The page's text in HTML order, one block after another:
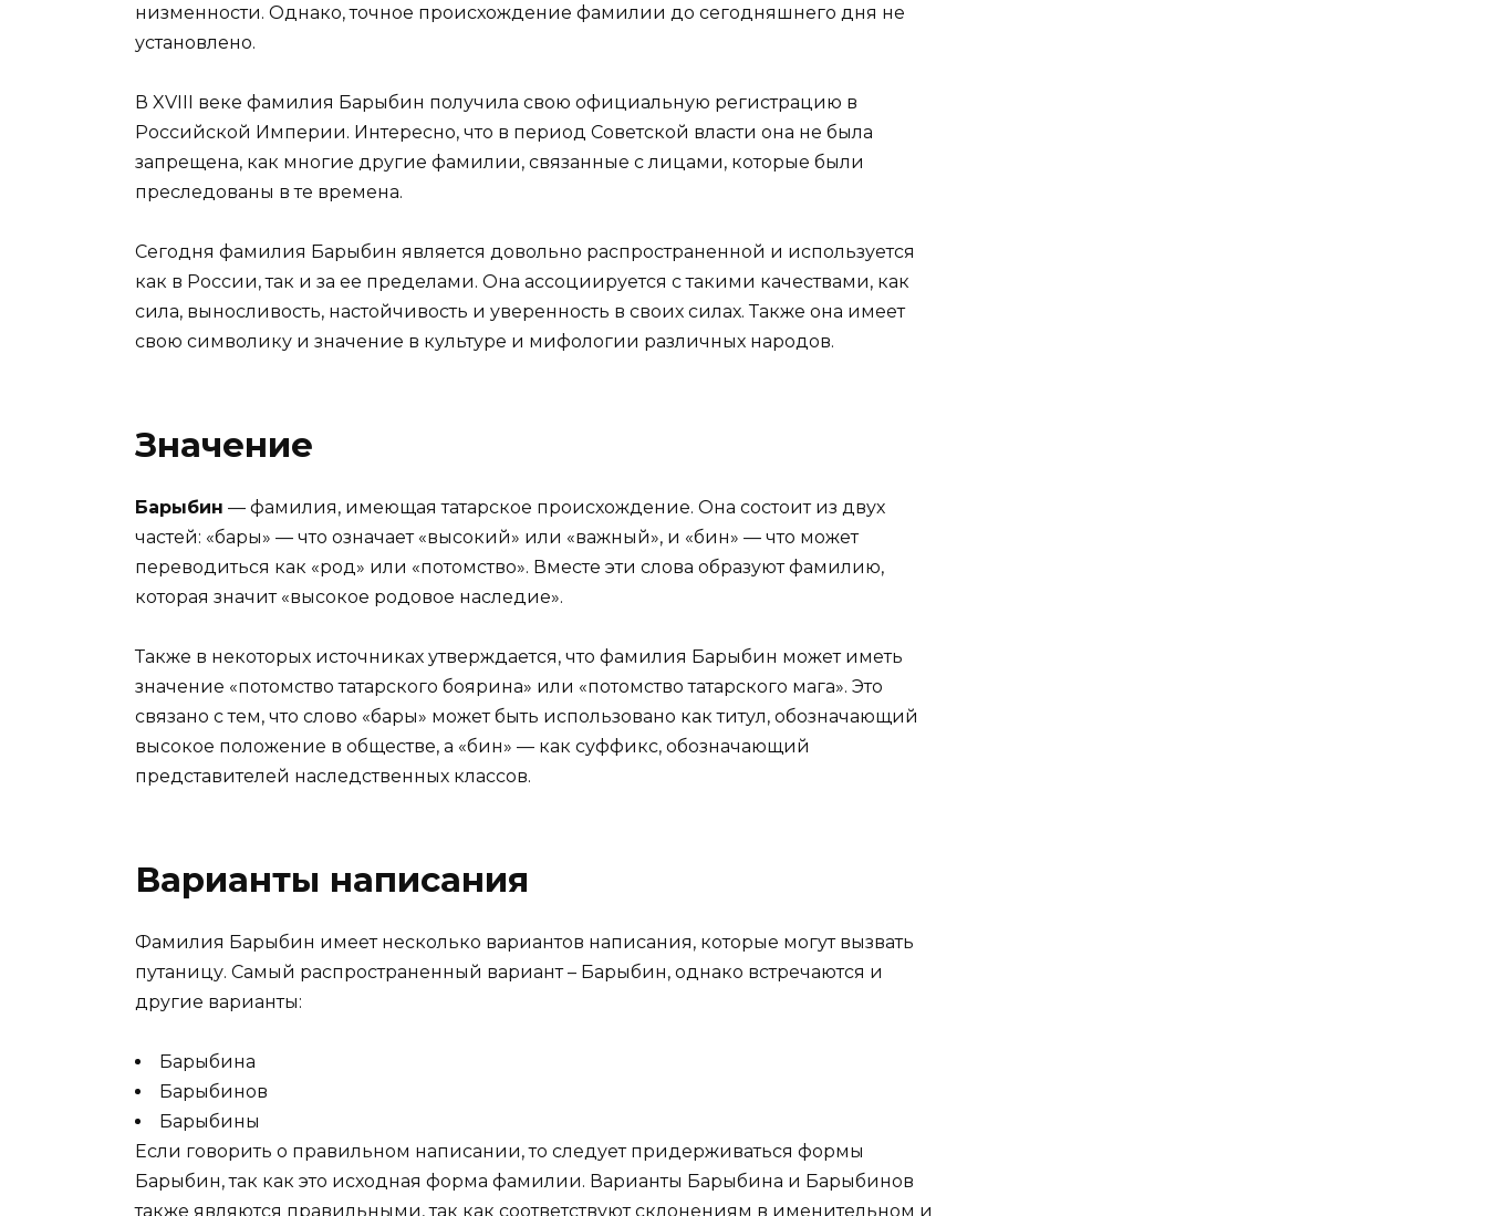
низменности. Однако, точное происхождение фамилии до сегодняшнего дня не
установлено.
В XVIII веке фамилия Барыбин получила свою официальную регистрацию в
Российской Империи. Интересно, что в период Советской власти она не была
запрещена, как многие другие фамилии, связанные с лицами, которые были
преследованы в те времена.
Сегодня фамилия Барыбин является довольно распространенной и используется
как в России, так и за ее пределами. Она ассоциируется с такими качествами, как
сила, выносливость, настойчивость и уверенность в своих силах. Также она имеет
свою символику и значение в культуре и мифологии различных народов.
Значение
Барыбин — фамилия, имеющая татарское происхождение. Она состоит из двух
частей: «бары» — что означает «высокий» или «важный», и «бин» — что может
переводиться как «род» или «потомство». Вместе эти слова образуют фамилию,
которая значит «высокое родовое наследие».
Также в некоторых источниках утверждается, что фамилия Барыбин может иметь
значение «потомство татарского боярина» или «потомство татарского мага». Это
связано с тем, что слово «бары» может быть использовано как титул, обозначающий
высокое положение в обществе, а «бин» — как суффикс, обозначающий
представителей наследственных классов.
Варианты написания
Фамилия Барыбин имеет несколько вариантов написания, которые могут вызвать
путаницу. Самый распространенный вариант – Барыбин, однако встречаются и
другие варианты:
Барыбина
Барыбинов
Барыбины
Если говорить о правильном написании, то следует придерживаться формы
Барыбин, так как это исходная форма фамилии. Варианты Барыбина и Барыбинов
также являются правильными, так как соответствуют склонениям в именительном и